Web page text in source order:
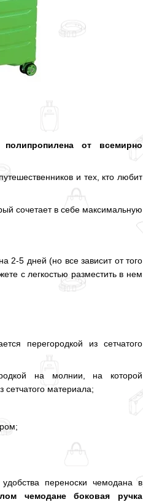
от всемирно
и тех, кто любит
сочетает в себе максимальную
2-5 дней (но все зависит от того
с легкостью разместить в нем
перегородкой из сетчатого
на молнии, на которой
материала;
переноски чемодана в
чемодане боковая ручка